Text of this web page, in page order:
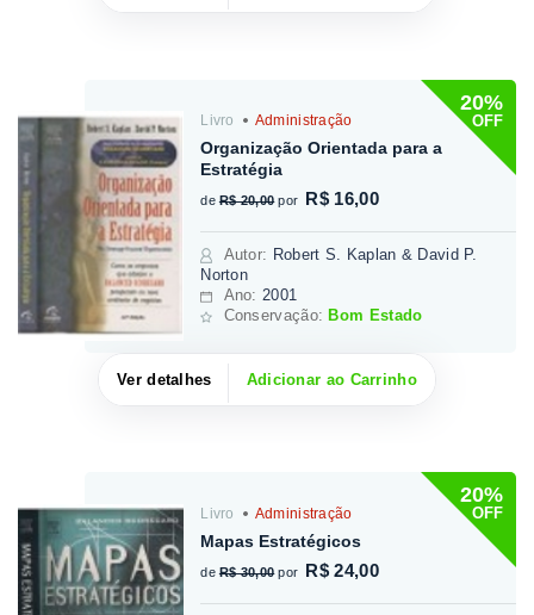
20%
OFF
Livro Administração
Organização Orientada para a
Estratégia
de R$ 20,00 por R$ 16,00
Autor: Robert S. Kaplan & David P.
Norton
Ano: 2001
Conservação: Bom Estado
Ver detalhes Adicionar ao Carrinho
20%
OFF
Livro Administração
Mapas Estratégicos
de R$ 30,00 por R$ 24,00